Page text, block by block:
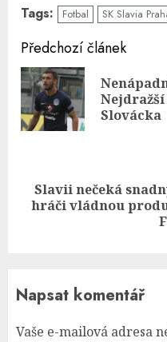
Tags: Fotbal SK Slavia
Continue
Reading
Předchozí článek
Slovácka
Next
Slavii nečeká
hráči vládnou
Napsat komentář
Vaše e-mailová adresa